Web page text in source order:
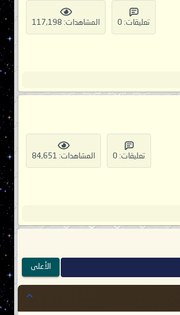
تعليقات: 0 المشاهدات: 117,198
تعليقات: 0 المشاهدات: 84,651
الأعلى